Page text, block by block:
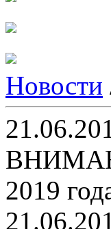
Новости
2019